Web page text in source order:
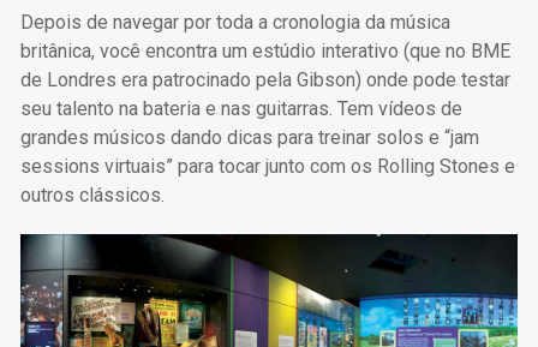
Depois de navegar por toda a cronologia da música
britânica, você encontra um estúdio interativo (que no BME
de Londres era patrocinado pela Gibson) onde pode testar
seu talento na bateria e nas guitarras. Tem vídeos de
grandes músicos dando dicas para treinar solos e “jam
sessions virtuais” para tocar junto com os Rolling Stones e
outros clássicos.